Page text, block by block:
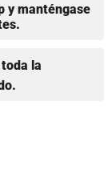
y manténgase
la